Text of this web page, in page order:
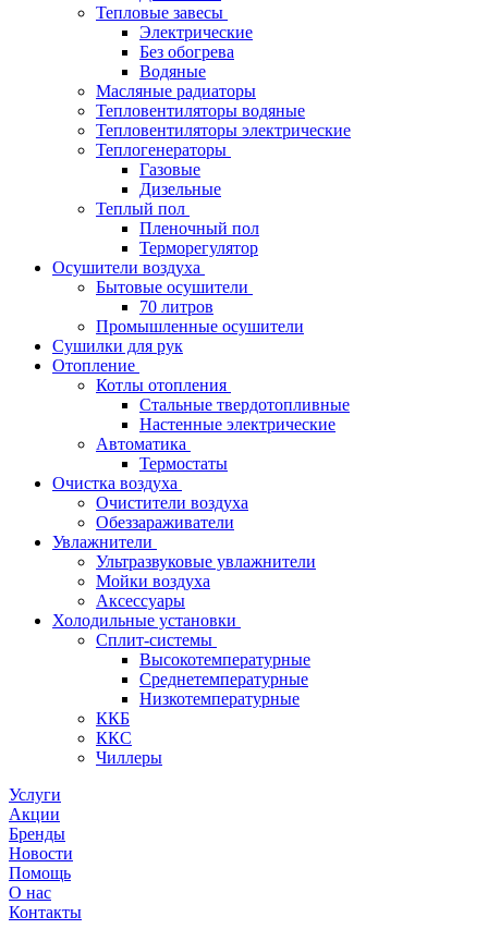
Тепловые завесы
Электрические
Без обогрева
Водяные
Масляные радиаторы
Тепловентиляторы водяные
Тепловентиляторы электрические
Теплогенераторы
Газовые
Дизельные
Теплый пол
Пленочный пол
Терморегулятор
Осушители воздуха
Бытовые осушители
70 литров
Промышленные осушители
Сушилки для рук
Отопление
Котлы отопления
Стальные твердотопливные
Настенные электрические
Автоматика
Термостаты
Очистка воздуха
Очистители воздуха
Обеззараживатели
Увлажнители
Ультразвуковые увлажнители
Мойки воздуха
Аксессуары
Холодильные установки
Сплит-системы
Высокотемпературные
Среднетемпературные
Низкотемпературные
ККБ
ККС
Чиллеры
Услуги
Акции
Бренды
Новости
Помощь
О нас
Контакты